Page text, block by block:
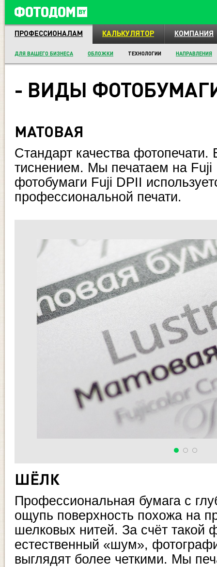
ПРОФЕССИОНАЛАМ КАЛЬКУЛЯТОР КОМПАНИЯ
ДЛЯ ВАШЕГО БИЗНЕСА ОБЛОЖКИ ТЕХНОЛОГИИ НАПРАВЛЕНИЯ
- ВИДЫ
МАТОВАЯ
Стандарт качества фотопечати.
тиснением. Мы печатаем на Fuji
фотобумаги Fuji DPII
профессиональной печати.
ШЁЛК
Профессиональная бумага с
ощупь поверхность похожа на
шелковых нитей. За счёт такой
естественный «шум»,
выглядят более четкими. Мы